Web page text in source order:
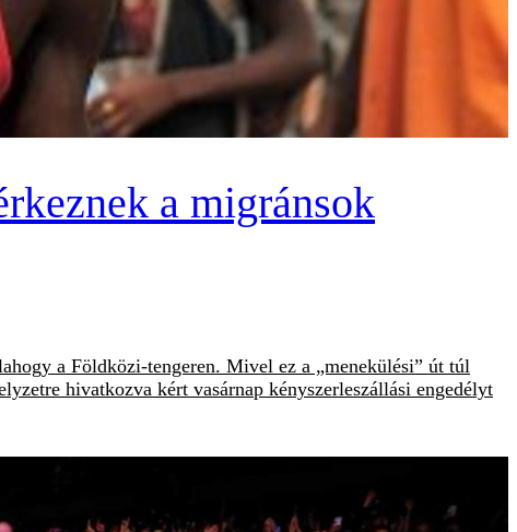
a migránsok
a Földközi-tengeren. Mivel ez a „menekülési” út túl
hivatkozva kért vasárnap kényszerleszállási engedélyt